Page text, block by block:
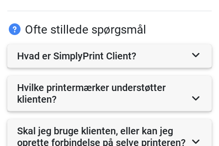
Ofte stillede spørgsmål
Hvad er SimplyPrint Client?
Hvilke printermærker understøtter
klienten?
Skal jeg bruge klienten, eller kan jeg
oprette forbindelse på selve printeren?